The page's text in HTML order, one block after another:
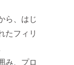
ら、はじ
たフィリ
み、プロ